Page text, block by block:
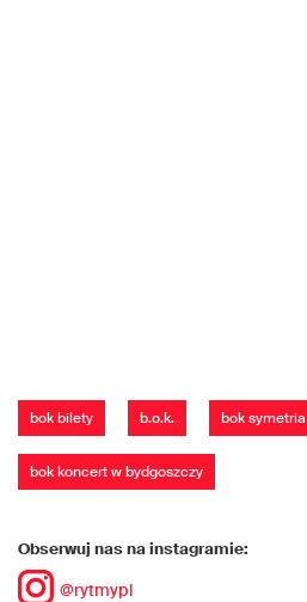
bok bilety b.o.k. bok symetria
bok koncert w bydgoszczy
Obserwuj nas na instagramie:
@rytmypl